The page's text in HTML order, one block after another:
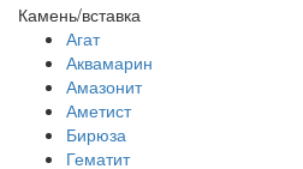
Камень/вставка
Агат
Аквамарин
Амазонит
Аметист
Бирюза
Гематит